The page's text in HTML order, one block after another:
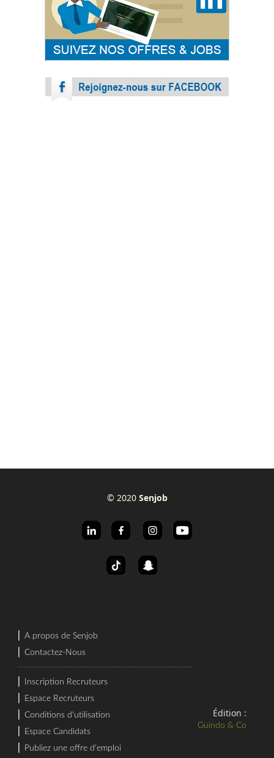
© 2020 Senjob
A propos de Senjob
Contactez-Nous
Inscription Recruteurs
Espace Recruteurs
Conditions d'utilisation
Espace Candidats
Publiez une offre d'emploi
Édition :
Guindo & Co